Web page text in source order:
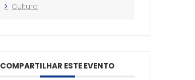
Cultura
COMPARTILHAR ESTE EVENTO